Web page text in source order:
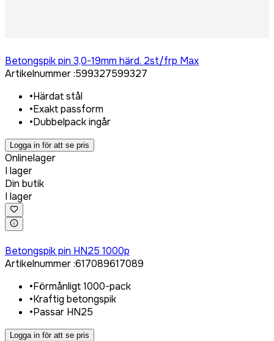
Betongspik pin 3,0-19mm härd. 2st/frp Max
Artikelnummer:599327599327
•Härdat stål
•Exakt passform
•Dubbelpack ingår
Logga in för att se pris
Onlinelager
I lager
Din butik
I lager
Betongspik pin HN25 1000p
Artikelnummer:617089617089
•Förmånligt 1000-pack
•Kraftig betongspik
•Passar HN25
Logga in för att se pris